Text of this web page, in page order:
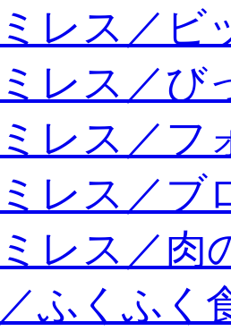
レス／ビ
レス／び
レス／フ
レス／ブ
レス／肉
ふくふく